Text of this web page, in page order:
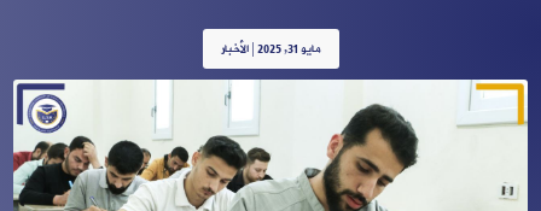
مايو 31, 2025 |الأخبار